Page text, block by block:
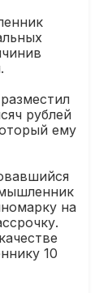
рублей
ему
на
10